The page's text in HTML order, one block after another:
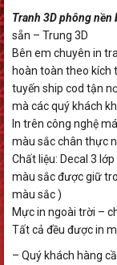
Tranh 3D phông nền
sẵn – Trung 3D
Bên em chuyên in
hoàn toàn theo kích
tuyến ship cod tận
mà các quý khách
In trên công nghệ
màu sắc chân thực
Chất liệu: Decal 3
màu sắc được giữ
màu sắc )
Mực in ngoài trời –
Tất cả đều được in
– Quý khách hàng